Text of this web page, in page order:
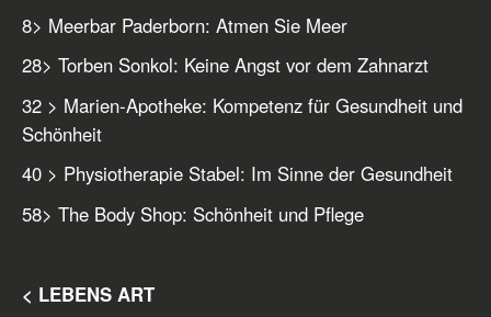
8> Meerbar Paderborn: Atmen Sie Meer
28> Torben Sonkol: Keine Angst vor dem Zahnarzt
32 > Marien-Apotheke: Kompetenz für Gesundheit und
Schönheit
40 > Physiotherapie Stabel: Im Sinne der Gesundheit
58> The Body Shop: Schönheit und Pflege
< LEBENS ART